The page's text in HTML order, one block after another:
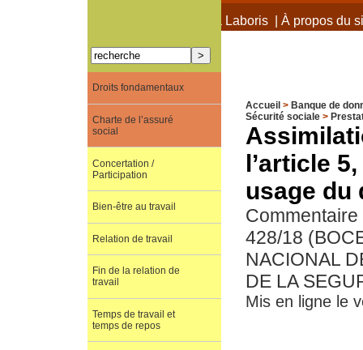
À propos de Terra Laboris| À propos du
Accueil > Banque de
Sécurité sociale>
l’article
usage du
428/18
NACIONAL
DE LA
Mis en ligne le
Droits fondamentaux
Charte de l’assuré
social
Concertation /
Participation
Bien-être au travail
Relation de travail
Fin de la relation de
travail
Temps de travail et
temps de repos